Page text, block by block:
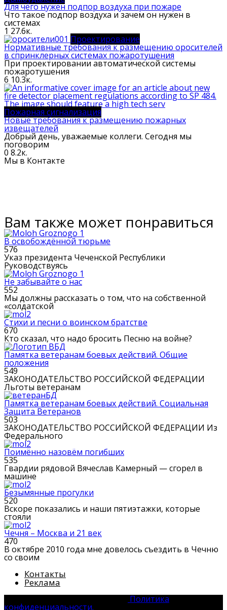
Для чего нужен подпор воздуха при пожаре
Что такое подпор воздуха и зачем он нужен в
системах
1 27.6к.
Проектирование
Нормативные требования к размещению оросителей
в спринклерных системах пожаротушения
При проектировании автоматической системы
пожаротушения
6 10.3к.
Пожарная сигнализация
Новые требования к размещению пожарных
извещателей
Добрый день, уважаемые коллеги. Сегодня мы
поговорим
0 8.2к.
Мы в Контакте
Вам также может понравиться
В освобождённой тюрьме
576
Указ президента Чеченской Республики
Руководствуясь
Не забывайте о нас
552
Мы должны рассказать о том, что на собственной
«солдатской
Стихи и песни о воинском братстве
670
Кто сказал, что надо бросить Песню на войне?
Памятка ветеранам боевых действий. Общие
положения
549
ЗАКОНОДАТЕЛЬСТВО РОССИЙСКОЙ ФЕДЕРАЦИИ
Льготы ветеранам
Памятка ветеранам боевых действий. Социальная
Защита Ветеранов
503
ЗАКОНОДАТЕЛЬСТВО РОССИЙСКОЙ ФЕДЕРАЦИИ Из
Федерального
Поимённо назовём погибших
535
Гвардии рядовой Вячеслав Камерный — сгорел в
машине
Безымянные прогулки
520
Вскоре показались и наши пятиэтажки, которые
стояли
Чечня – Москва и 21 век
470
В октябре 2010 года мне довелось съездить в Чечню
со своим
Контакты
Реклама
© 2026 Системы БезопасностиПолитика
конфиденциальности. Все права защищены. Полное